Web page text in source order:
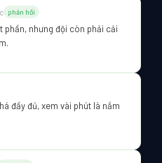
phản hồi
phần, nhưng đội còn phải cải
đầy đủ, xem vài phút là nắm